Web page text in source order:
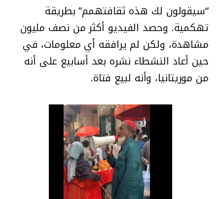
“سيقولون لك هذه ثقافتهمم” بطريقة
تهكمية. وحصد الفيديو أكثر من نصف مليون
مشاهدة، ولكن لم يرافقه أي معلومات، في
حين أعاد النشطاء نشره بعد أسابيع على أنه
من موريتانيا، وأنه لبيع فتاة.